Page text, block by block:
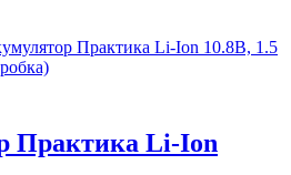
Практика Li-Ion